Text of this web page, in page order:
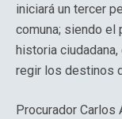
iniciará un tercer
comuna; siendo el
historia
regir los destinos
Procurador Carlos